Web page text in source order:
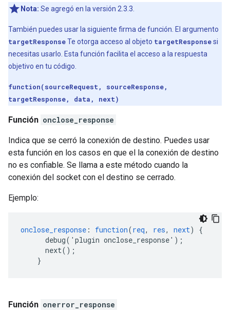
Nota: Se agregó en la versión 2.3.3.
También puedes usar la siguiente firma de función. El argumento
targetResponseTe otorga acceso al objeto targetResponsesi
necesitas usarlo. Esta función facilita el acceso a la respuesta
objetivo en tu código.
function(sourceRequest, sourceResponse,
targetResponse, data, next)
Función onclose_response
Indica que se cerró la conexión de destino. Puedes usar
esta función en los casos en que el la conexión de destino
no es confiable. Se llama a este método cuando la
conexión del socket con el destino se cerrado.
Ejemplo:
onclose_response : function(req, res, next)
{
debug('plugin onclose_response') ;
next() ;
}
Función onerror_response